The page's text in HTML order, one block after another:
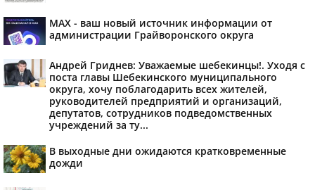
MAX - ваш новый источник информации от
администрации Грайворонского округа
Андрей Гриднев: Уважаемые шебекинцы!. Уходя с
поста главы Шебекинского муниципального
округа, хочу поблагодарить всех жителей,
руководителей предприятий и организаций,
депутатов, сотрудников подведомственных
учреждений за ту...
В выходные дни ожидаются кратковременные
дожди